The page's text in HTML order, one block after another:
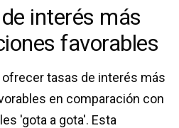
interés más
favorables
tasas de interés más
en comparación con
'gota a gota'. Esta